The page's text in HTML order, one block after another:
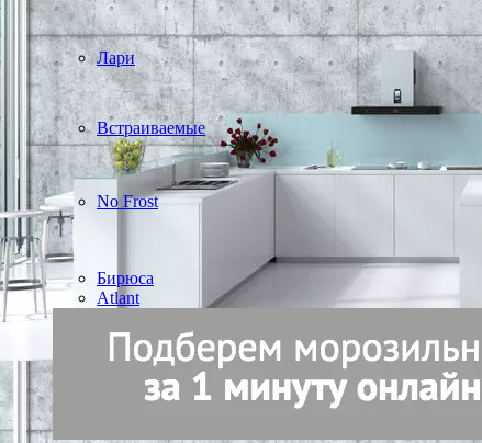
Лари
Встраиваемые
No Frost
Бирюса
Atlant